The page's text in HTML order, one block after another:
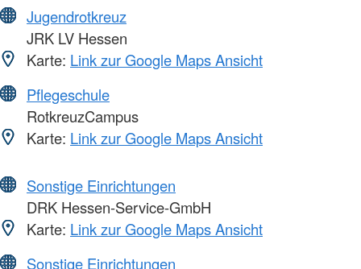
Jugendrotkreuz
JRK LV Hessen
Karte: Link zur Google Maps Ansicht
Pflegeschule
RotkreuzCampus
Karte: Link zur Google Maps Ansicht
Sonstige Einrichtungen
DRK Hessen-Service-GmbH
Karte: Link zur Google Maps Ansicht
Sonstige Einrichtungen